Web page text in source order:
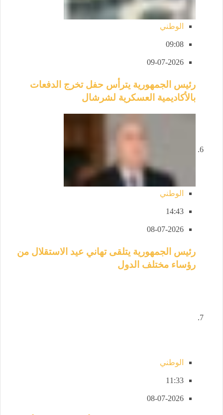
الوطني
09:08
09-07-2026
رئيس الجمهورية يترأس حفل تخرج الدفعات
بالأكاديمية العسكرية لشرشال
الوطني
14:43
08-07-2026
رئيس الجمهورية يتلقى تهاني عيد الاستقلال من
رؤساء مختلف الدول
الوطني
11:33
08-07-2026